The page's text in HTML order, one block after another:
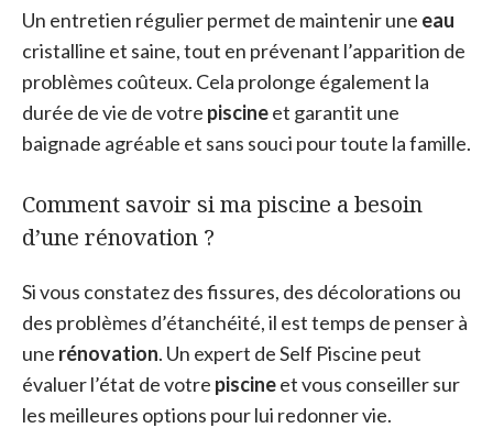
Un entretien régulier permet de maintenir une eau
cristalline et saine, tout en prévenant l’apparition de
problèmes coûteux. Cela prolonge également la
durée de vie de votre piscineet garantit une
baignade agréable et sans souci pour toute la famille.
Comment savoir si ma piscine a besoin
d’une rénovation ?
Si vous constatez des fissures, des décolorations ou
des problèmes d’étanchéité, il est temps de penser à
une rénovation. Un expert de Self Piscine peut
évaluer l’état de votre piscineet vous conseiller sur
les meilleures options pour lui redonner vie.